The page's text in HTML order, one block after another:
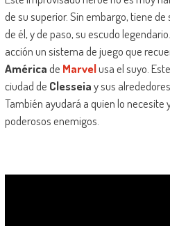
de su superior. Sin embargo, tiene
de él, y de paso, su escudo
acción un sistema de juego que
Américade Marvelusa el suyo.
ciudad de Clesseiay sus
También ayudará a quien lo necesite
poderosos enemigos.